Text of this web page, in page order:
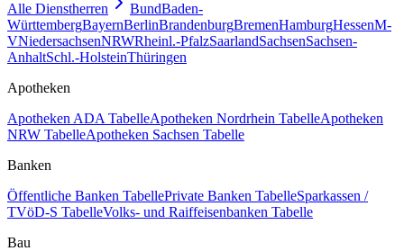
Alle Dienstherren BundBaden-
WürttembergBayernBerlinBrandenburgBremenHamburgHessenM-
VNiedersachsenNRWRheinl.-PfalzSaarlandSachsenSachsen-
AnhaltSchl.-HolsteinThüringen
Apotheken
Apotheken ADA TabelleApotheken Nordrhein TabelleApotheken
NRW TabelleApotheken Sachsen Tabelle
Banken
Öffentliche Banken TabellePrivate Banken TabelleSparkassen /
TVöD-S TabelleVolks- und Raiffeisenbanken Tabelle
Bau